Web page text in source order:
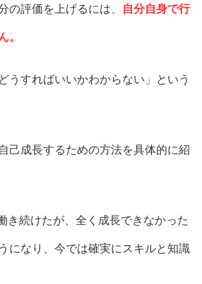
の評価を上げるには、 自分自身で行
。
うすればいいかわからない」という
己成長するための方法を具体的に紹
き続けたが、全く成長できなかった
になり、今では確実にスキルと知識